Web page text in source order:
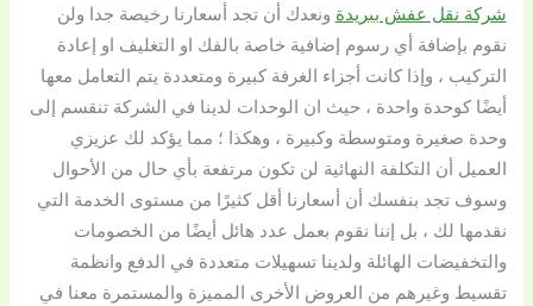
شركة نقل عفش ببريدة ونعدك أن تجد أسعارنا رخيصة جدا ولن
نقوم بإضافة أي رسوم إضافية خاصة بالفك او التغليف او إعادة
التركيب ، وإذا كانت أجزاء الغرفة كبيرة ومتعددة يتم التعامل معها
أيضًا كوحدة واحدة ، حيث ان الوحدات لدينا في الشركة تنقسم إلى
وحدة صغيرة ومتوسطة وكبيرة ، وهكذا ؛ مما يؤكد لك عزيزي
العميل أن التكلفة النهائية لن تكون مرتفعة بأي حال من الأحوال
وسوف تجد بنفسك أن أسعارنا أقل كثيرًا من مستوى الخدمة التي
نقدمها لك ، بل إننا نقوم بعمل عدد هائل أيضًا من الخصومات
والتخفيضات الهائلة ولدينا تسهيلات متعددة في الدفع وانظمة
تقسيط وغيرهم من العروض الأخرى المميزة والمستمرة معنا في